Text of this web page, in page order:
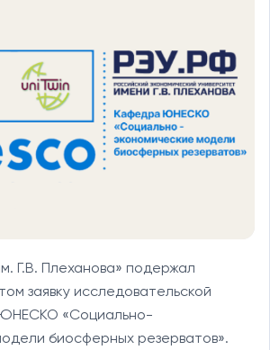
Г.В. Плеханова» подержал
заявку исследовательской
«Социально-
биосферных резерватов».